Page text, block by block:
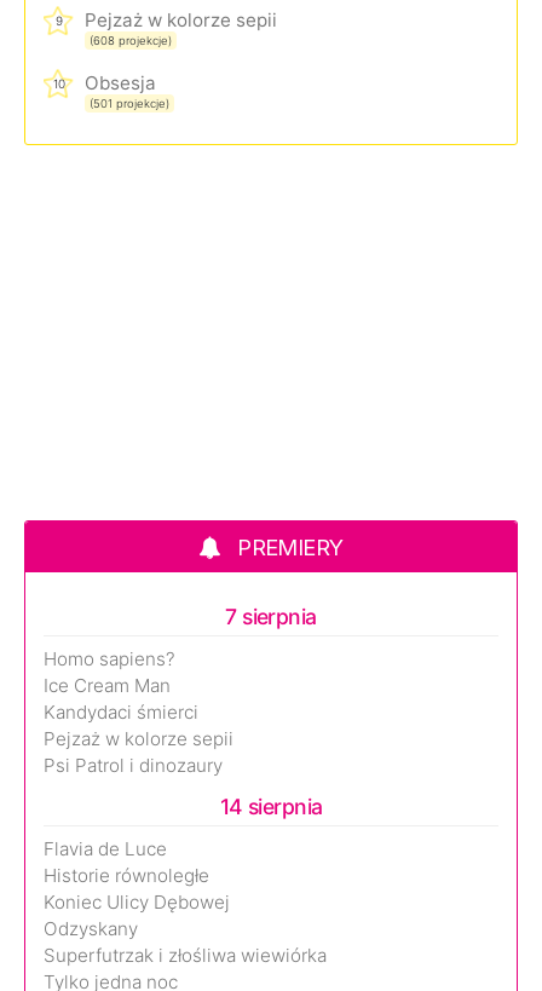
9 Pejzaż w kolorze sepii
(608 projekcje)
10 Obsesja
(501 projekcje)
PREMIERY
7 sierpnia
Homo sapiens?
Ice Cream Man
Kandydaci śmierci
Pejzaż w kolorze sepii
Psi Patrol i dinozaury
14 sierpnia
Flavia de Luce
Historie równoległe
Koniec Ulicy Dębowej
Odzyskany
Superfutrzak i złośliwa wiewiórka
Tylko jedna noc